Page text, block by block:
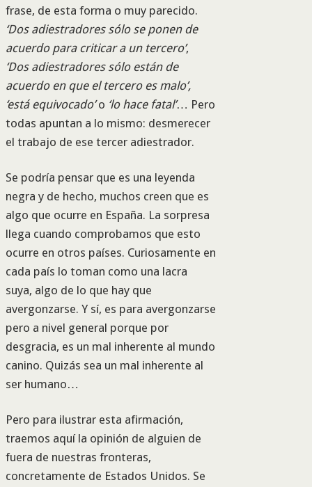
frase, de esta forma o muy parecido.
‘Dos adiestradores sólo se ponen de
acuerdo para criticar a un tercero’,
‘Dos adiestradores sólo están de
acuerdo en que el tercero es malo’,
‘está equivocado’o ‘lo hace fatal’… Pero
todas apuntan a lo mismo: desmerecer
el trabajo de ese tercer adiestrador.
Se podría pensar que es una leyenda
negra y de hecho, muchos creen que es
algo que ocurre en España. La sorpresa
llega cuando comprobamos que esto
ocurre en otros países. Curiosamente en
cada país lo toman como una lacra
suya, algo de lo que hay que
avergonzarse. Y sí, es para avergonzarse
pero a nivel general porque por
desgracia, es un mal inherente al mundo
canino. Quizás sea un mal inherente al
ser humano…
Pero para ilustrar esta afirmación,
traemos aquí la opinión de alguien de
fuera de nuestras fronteras,
concretamente de Estados Unidos. Se